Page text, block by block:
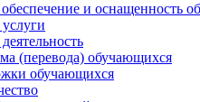
и оснащенность
(перевода) обучающихся
обучающихся